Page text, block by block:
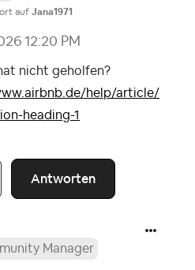
auf Jana1971
12:20 PM
nicht geholfen?
help/article/
heading-1
Antworten
Manager